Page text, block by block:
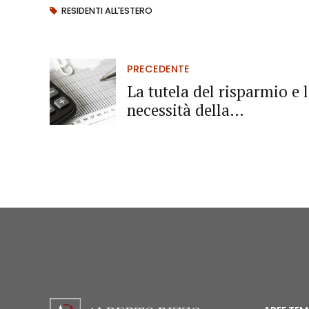
RESIDENTI ALL'ESTERO
PRECEDENTE
La tutela del risparmio e
necessità della